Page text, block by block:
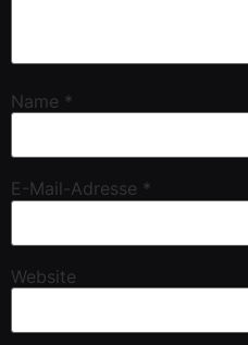
Name *
E-Mail-Adresse *
Website